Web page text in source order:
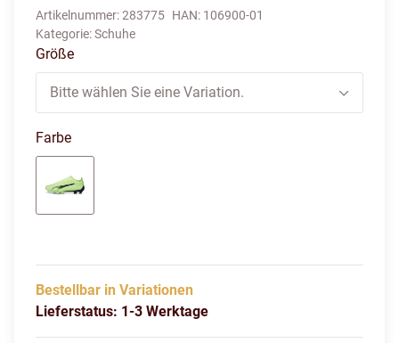
Artikelnummer:283775 HAN: 106900-01
Kategorie:Schuhe
Größe
Bitte wählen Sie eine Variation.
Farbe
Bestellbar in Variationen
Lieferstatus: 1-3 Werktage